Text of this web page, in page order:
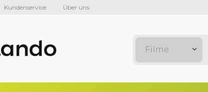
Kundenservice Über uns
Filme